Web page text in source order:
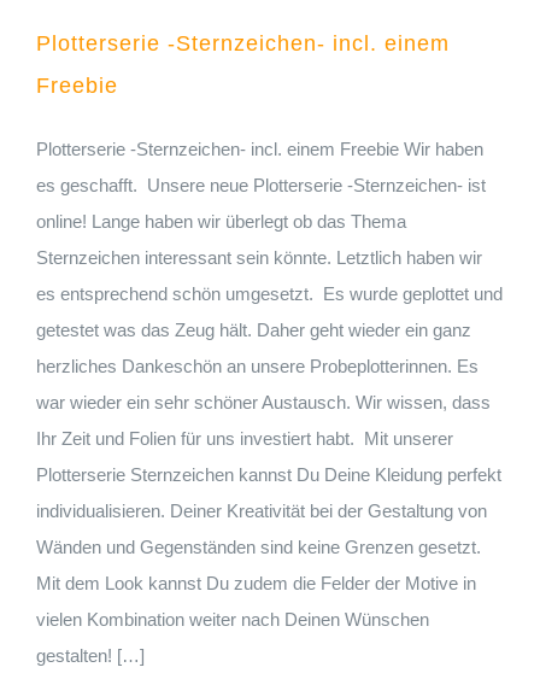
Plotterserie -Sternzeichen- incl. einem
Freebie
Plotterserie -Sternzeichen- incl. einem Freebie Wir haben
es geschafft. Unsere neue Plotterserie -Sternzeichen- ist
online! Lange haben wir überlegt ob das Thema
Sternzeichen interessant sein könnte. Letztlich haben wir
es entsprechend schön umgesetzt. Es wurde geplottet und
getestet was das Zeug hält. Daher geht wieder ein ganz
herzliches Dankeschön an unsere Probeplotterinnen. Es
war wieder ein sehr schöner Austausch. Wir wissen, dass
Ihr Zeit und Folien für uns investiert habt. Mit unserer
Plotterserie Sternzeichen kannst Du Deine Kleidung perfekt
individualisieren. Deiner Kreativität bei der Gestaltung von
Wänden und Gegenständen sind keine Grenzen gesetzt.
Mit dem Look kannst Du zudem die Felder der Motive in
vielen Kombination weiter nach Deinen Wünschen
gestalten! […]